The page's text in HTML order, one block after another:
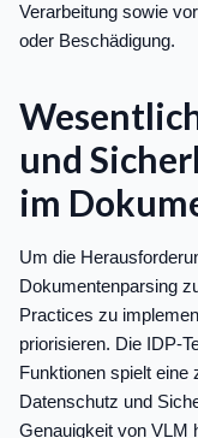
Verarbeitung sowie
oder Beschädigung.
und
im
Um die
Dokumentenparsing
Practices zu
priorisieren. Die IDP-
Funktionen spielt eine
Datenschutz und
Genauigkeit von VLM